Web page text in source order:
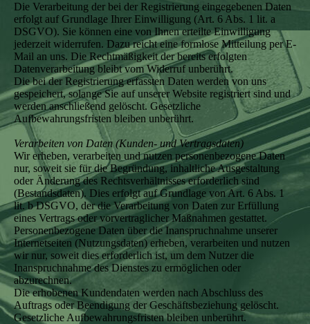
Die Verarbeitung der bei der Registrierung eingegebenen Daten
erfolgt auf Grundlage Ihrer Einwilligung (Art. 6 Abs. 1 lit. a
DSGVO). Sie können eine von Ihnen erteilte Einwilligung
jederzeit widerrufen. Dazu reicht eine formlose Mitteilung per E-
Mail an uns. Die Rechtmäßigkeit der bereits erfolgten
Datenverarbeitung bleibt vom Widerruf unberührt.
Die bei der Registrierung erfassten Daten werden von uns
gespeichert, solange Sie auf unserer Website registriert sind und
werden anschließend gelöscht. Gesetzliche
Aufbewahrungsfristen bleiben unberührt.
Verarbeiten von Daten (Kunden- und Vertragsdaten)
Wir erheben, verarbeiten und nutzen personenbezogene Daten
nur, soweit sie für die Begründung, inhaltliche Ausgestaltung
oder Änderung des Rechtsverhältnisses erforderlich sind
(Bestandsdaten). Dies erfolgt auf Grundlage von Art. 6 Abs. 1
lit. b DSGVO, der die Verarbeitung von Daten zur Erfüllung
eines Vertrags oder vorvertraglicher Maßnahmen gestattet.
Personenbezogene Daten über die Inanspruchnahme unserer
Internetseiten (Nutzungsdaten) erheben, verarbeiten und nutzen
wir nur, soweit dies erforderlich ist, um dem Nutzer die
Inanspruchnahme des Dienstes zu ermöglichen oder
abzurechnen.
Die erhobenen Kundendaten werden nach Abschluss des
Auftrags oder Beendigung der Geschäftsbeziehung gelöscht.
Gesetzliche Aufbewahrungsfristen bleiben unberührt.